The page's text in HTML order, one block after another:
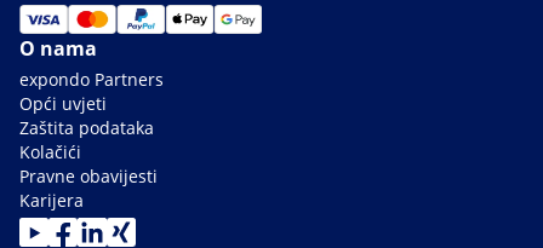
O nama
expondo Partners
Opći uvjeti
Zaštita podataka
Kolačići
Pravne obavijesti
Karijera